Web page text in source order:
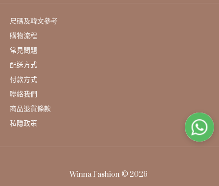
尺碼及韓文參考
購物流程
常見問題
配送方式
付款方式
聯絡我們
商品退貨條款
私隱政策
Winna Fashion © 2026